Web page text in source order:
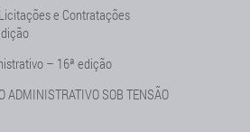
e Contratações
– 16ª edição
ADMINISTRATIVO SOB TENSÃO